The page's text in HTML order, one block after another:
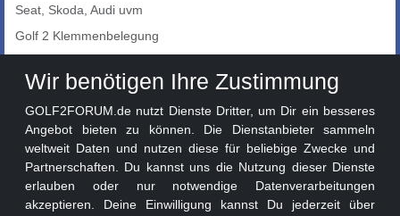
Seat, Skoda, Audi uvm
Golf 2 Klemmenbelegung
Auto-Showroom
Golf 2 Lackcodes
Sonderversionen
Sonstige Marken
Wir benötigen Ihre Zustimmung
GOLF2FORUM.de nutzt Dienste Dritter, um Dir ein besseres
Angebot bieten zu können. Die Dienstanbieter sammeln
weltweit Daten und nutzen diese für beliebige Zwecke und
Partnerschaften. Du kannst uns die Nutzung dieser Dienste
erlauben oder nur notwendige Datenverarbeitungen
akzeptieren. Deine Einwilligung kannst Du jederzeit über